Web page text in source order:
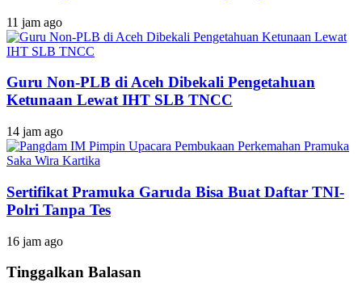
11 jam ago
Guru Non-PLB di Aceh Dibekali Pengetahuan
Ketunaan Lewat IHT SLB TNCC
14 jam ago
Sertifikat Pramuka Garuda Bisa Buat Daftar TNI-
Polri Tanpa Tes
16 jam ago
Tinggalkan Balasan